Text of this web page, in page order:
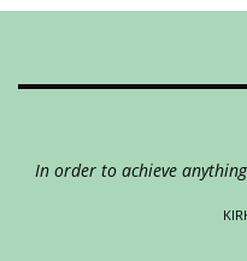
In order to achieve